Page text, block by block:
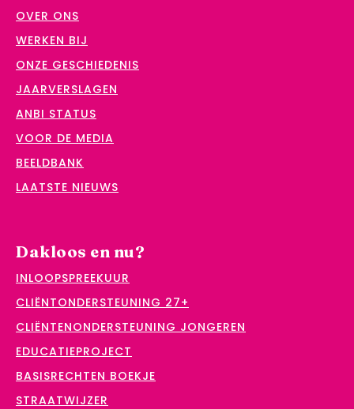
OVER ONS
WERKEN BIJ
ONZE GESCHIEDENIS
JAARVERSLAGEN
ANBI STATUS
VOOR DE MEDIA
BEELDBANK
LAATSTE NIEUWS
Dakloos en nu?
INLOOPSPREEKUUR
CLIËNTONDERSTEUNING 27+
CLIËNTENONDERSTEUNING JONGEREN
EDUCATIEPROJECT
BASISRECHTEN BOEKJE
STRAATWIJZER